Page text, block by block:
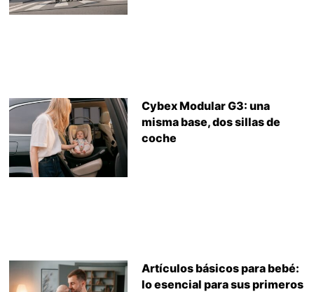
Cybex Modular G3: una
misma base, dos sillas de
coche
Artículos básicos para bebé:
lo esencial para sus primeros